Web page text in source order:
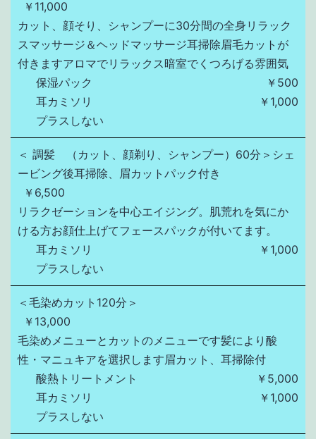
￥11,000
カット、顔そり、シャンプーに30分間の全身リラック
スマッサージ＆ヘッドマッサージ耳掃除眉毛カットが
付きますアロマでリラックス暗室でくつろげる雰囲気
保湿パック
￥500
耳カミソリ
￥1,000
プラスしない
＜ 調髪 （カット、顔剃り、シャンプー）60分＞シェ
ービング後耳掃除、眉カットパック付き
￥6,500
リラクゼーションを中心エイジング。肌荒れを気にか
ける方お顔仕上げてフェースパックが付いてます。
耳カミソリ
￥1,000
プラスしない
＜毛染めカット120分＞
￥13,000
毛染めメニューとカットのメニューです髪により酸
性・マニュキアを選択します眉カット、耳掃除付
酸熱トリートメント
￥5,000
耳カミソリ
￥1,000
プラスしない